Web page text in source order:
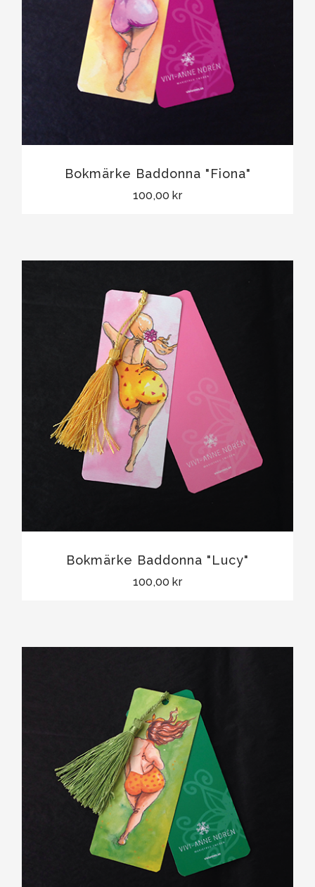
Bokmärke Baddonna "Fiona"
100,00 kr
Bokmärke Baddonna "Lucy"
100,00 kr